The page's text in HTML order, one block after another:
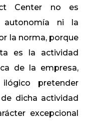
Center no es
ni la
la norma, porque
es la actividad
de la empresa,
pretender
dicha actividad
excepcional